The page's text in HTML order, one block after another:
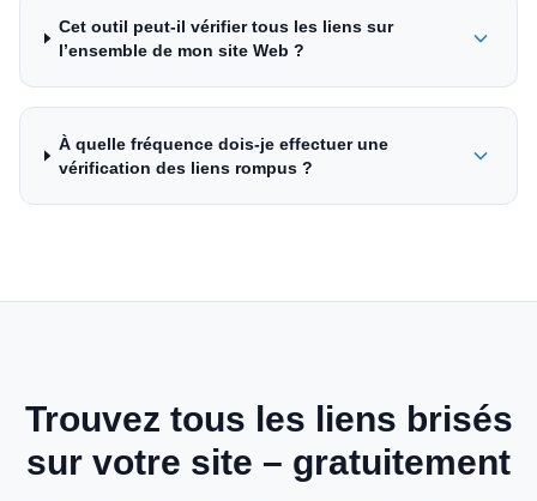
Cet outil peut-il vérifier tous les liens sur
l’ensemble de mon site Web ?
À quelle fréquence dois-je effectuer une
vérification des liens rompus ?
Trouvez tous les liens brisés
sur votre site – gratuitement